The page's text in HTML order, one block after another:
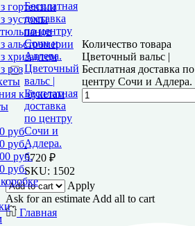
гортензии
эустомы
альстромерии
хризантем
роз
к букетам
руб
руб.
руб.
руб.
Цветочный
вальс |
Бесплатная
доставка
по центру
Сочи и
Адлера.
5720 ₽
SKU: 1502
Количество товара
Цветочный вальс |
Бесплатная доставка по
центру Сочи и Адлера.
Apply
Ask for an estimate Add all to cart
Главная